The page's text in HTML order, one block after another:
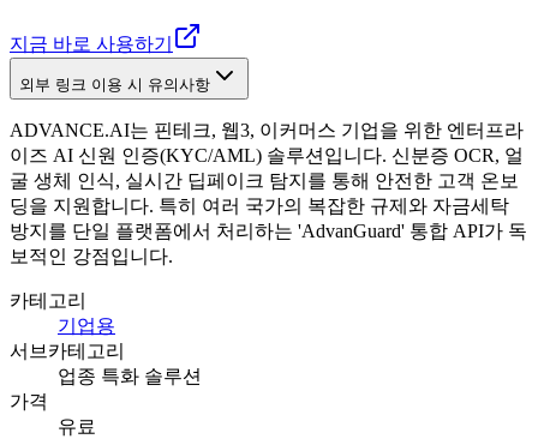
지금 바로 사용하기
외부 링크 이용 시 유의사항
ADVANCE.AI는 핀테크, 웹3, 이커머스 기업을 위한 엔터프라
이즈 AI 신원 인증(KYC/AML) 솔루션입니다. 신분증 OCR, 얼
굴 생체 인식, 실시간 딥페이크 탐지를 통해 안전한 고객 온보
딩을 지원합니다. 특히 여러 국가의 복잡한 규제와 자금세탁
방지를 단일 플랫폼에서 처리하는 'AdvanGuard' 통합 API가 독
보적인 강점입니다.
카테고리
기업용
서브카테고리
업종 특화 솔루션
가격
유료